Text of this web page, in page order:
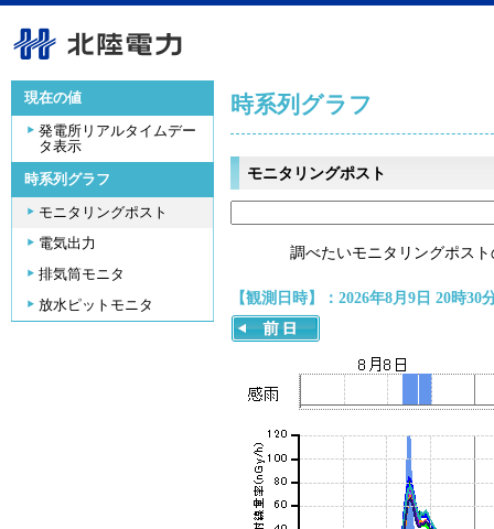
現在の値
発電所リアルタイムデー
タ表示
時系列グラフ
モニタリングポスト
電気出力
排気筒モニタ
放水ピットモニタ
時系列グラフ
モニタリングポスト
調べたいモニタリングポス
【観測日時】：2026年8月9日 20時30